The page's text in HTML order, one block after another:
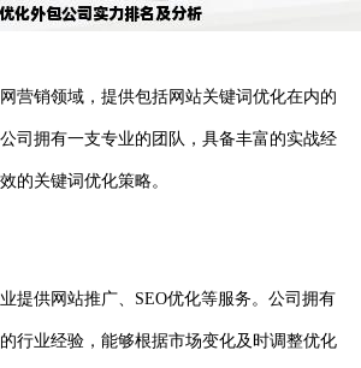
营销领域，提供包括网站关键词优化在内的
司拥有一支专业的团队，具备丰富的实战经
的关键词优化策略。
提供网站推广、SEO优化等服务。公司拥有
行业经验，能够根据市场变化及时调整优化